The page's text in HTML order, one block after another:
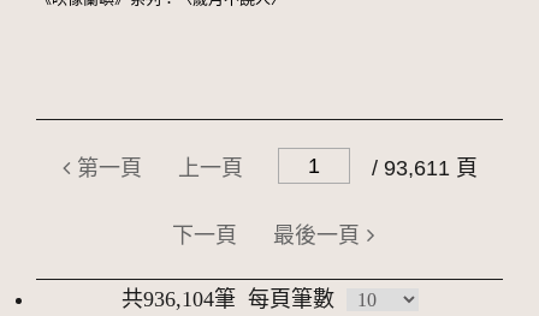
第一頁 上一頁 / 93,611 頁
下一頁 最後一頁
共936,104筆 每頁筆數